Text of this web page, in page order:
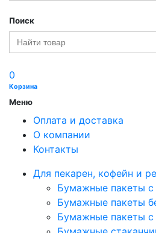
Поиск
Search
for:
0
Корзина
Меню
Оплата и доставка
О компании
Контакты
Для пекарен, кофейн и
Бумажные пакеты
Бумажные пакеты
Бумажные пакеты